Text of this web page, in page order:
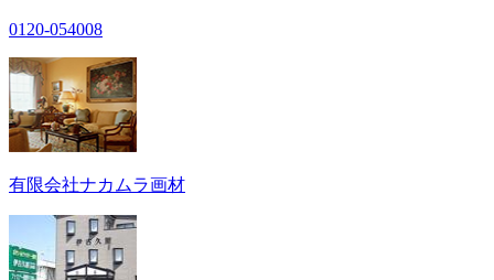
0120-054008
有限会社ナカムラ画材